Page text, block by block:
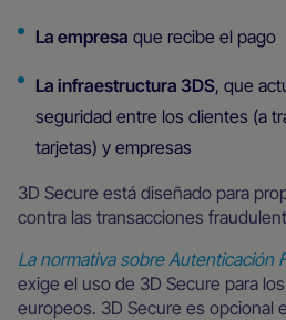
‍La empresa que recibe el pago
‍La infraestructura 3DS, que
seguridad entre los clientes (a
tarjetas) y empresas
3D Secure está diseñado para
contra las transacciones
La normativa sobre Autenticación
exige el uso de 3D Secure para
europeos. 3D Secure es opcional